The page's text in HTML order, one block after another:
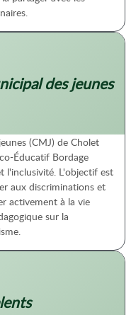
des jeunes
(CMJ) de Cholet
Éducatif Bordage
l'inclusivité. L'objectif est
aux discriminations et
activement à la vie
sur la